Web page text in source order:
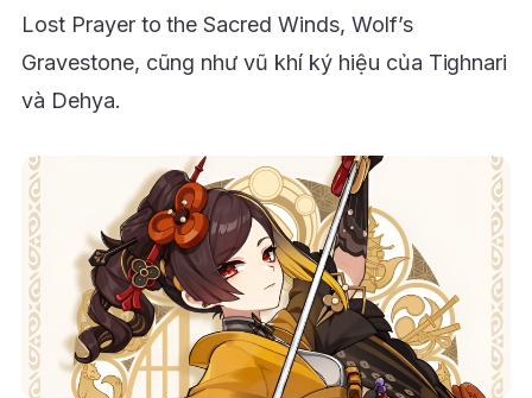
Lost Prayer to the Sacred Winds, Wolf’s
Gravestone, cũng như vũ khí ký hiệu của Tighnari
và Dehya.